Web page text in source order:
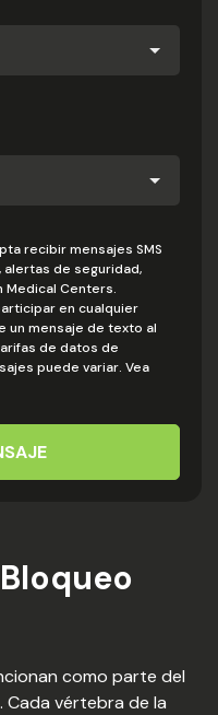
recibir mensajes SMS
alertas de seguridad,
Medical Centers.
en cualquier
un mensaje de texto al
de datos de
puede variar. Vea
como parte del
Cada vértebra de la